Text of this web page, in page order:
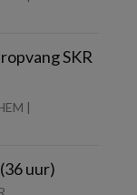
SKR
|
uur)